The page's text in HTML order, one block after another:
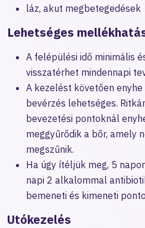
láz, akut megbetegedések
Lehetséges
A felépülési idő minimális
visszatérhet mindennapi
A kezelést követően
bevérzés lehetséges.
bevezetési pontoknál
meggyűrődik a bőr, amely
megszűnik.
Ha úgy ítéljük meg, 5
napi 2 alkalommal
bemeneti és kimeneti
Utókezelés